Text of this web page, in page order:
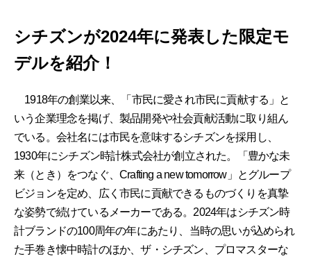
シチズンが2024年に発表した限定モ
デルを紹介！
1918年の創業以来、「市民に愛され市民に貢献する」と
いう企業理念を掲げ、製品開発や社会貢献活動に取り組ん
でいる。会社名には市民を意味するシチズンを採用し、
1930年にシチズン時計株式会社が創立された。「豊かな未
来（とき）をつなぐ、Crafting a new tomorrow」とグループ
ビジョンを定め、広く市民に貢献できるものづくりを真摯
な姿勢で続けているメーカーである。2024年はシチズン時
計ブランドの100周年の年にあたり、当時の思いが込められ
た手巻き懐中時計のほか、ザ・シチズン、プロマスターな